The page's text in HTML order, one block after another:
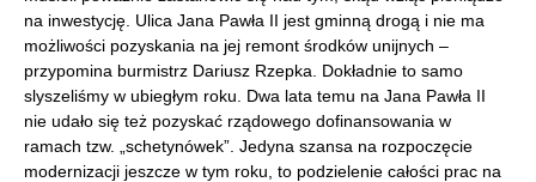
na inwestycję. Ulica Jana Pawła II jest gminną drogą i nie ma
możliwości pozyskania na jej remont środków unijnych –
przypomina burmistrz Dariusz Rzepka. Dokładnie to samo
slyszeliśmy w ubiegłym roku. Dwa lata temu na Jana Pawła II
nie udało się też pozyskać rządowego dofinansowania w
ramach tzw. „schetynówek”. Jedyna szansa na rozpoczęcie
modernizacji jeszcze w tym roku, to podzielenie całości prac na